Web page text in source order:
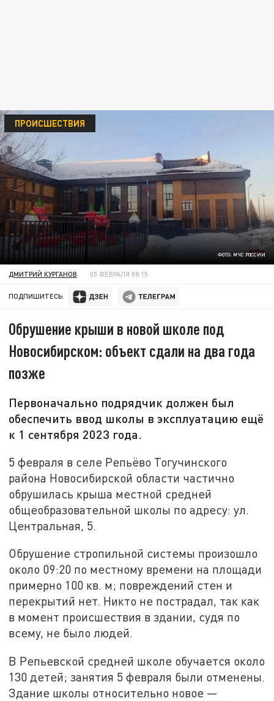
ФОТО: МЧС РОССИИ
ПРОИСШЕСТВИЯ
ДМИТРИЙ КУРГАНОВ 05 ФЕВРАЛЯ 08:15
ПОДПИШИТЕСЬ:
Обрушение крыши в новой школе под
Новосибирском: объект сдали на два года
позже
Первоначально подрядчик должен был
обеспечить ввод школы в эксплуатацию ещё
к 1 сентября 2023 года.
5 февраля в селе Репьёво Тогучинского
района Новосибирской области частично
обрушилась крыша местной средней
общеобразовательной школы по адресу: ул.
Центральная, 5.
Обрушение стропильной системы произошло
около 09:20 по местному времени на площади
примерно 100 кв. м; повреждений стен и
перекрытий нет. Никто не пострадал, так как
в момент происшествия в здании, судя по
всему, не было людей.
В Репьевской средней школе обучается около
130 детей; занятия 5 февраля были отменены.
Здание школы относительно новое —